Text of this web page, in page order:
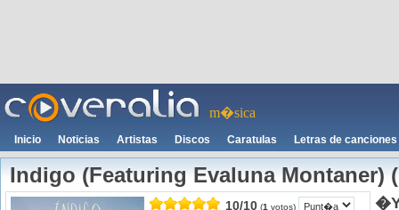
m�sica
Inicio Noticias Artistas Discos Caratulas Letras de canciones
Indigo (Featuring Evaluna Montaner)
10/10 (1 votos)